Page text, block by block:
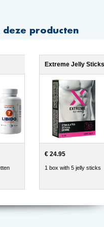
producten
Extreme Jelly Sticks
€ 24.95
1 box with 5 jelly sticks